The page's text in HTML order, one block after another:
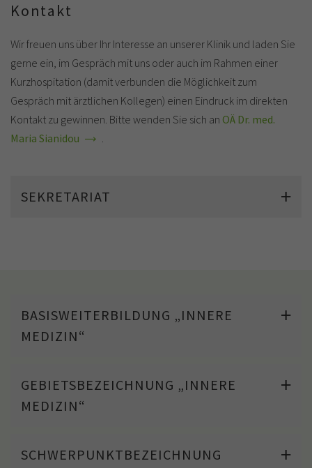
Kontakt
Wir freuen uns über Ihr Interesse an unserer Klinik und laden Sie
gerne ein, im Gespräch mit uns oder auch im Rahmen einer
Kurzhospitation (damit verbunden die Möglichkeit zum
Gespräch mit ärztlichen Kollegen) einen Eindruck im direkten
Kontakt zu gewinnen. Bitte wenden Sie sich an OÄ Dr. med.
Maria Sianidou
.
SEKRETARIAT
BASISWEITERBILDUNG „INNERE
MEDIZIN“
GEBIETSBEZEICHNUNG „INNERE
MEDIZIN“
SCHWERPUNKTBEZEICHNUNG